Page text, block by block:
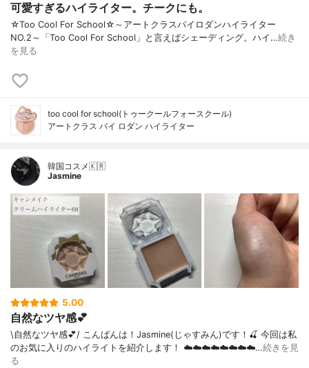
可愛すぎるハイライター。チークにも。
☆Too Cool For School☆～アートクラスバイロダンハイライター
NO.2～「Too Cool For School」と言えばシェーディング。ハイ…続き
を見る
too cool for school(トゥークールフォースクール)
アートクラス バイ ロダン ハイライター
韓国コスメ🇰🇷
Jasmine
5.00
自然なツヤ感💕
\自然なツヤ感💕/ こんばんは！Jasmine(じゃすみん)です！🍒 今回は私
のお気に入りのハイライトを紹介します！ ☁️☁️☁️☁️☁️☁️☁️☁️…続きを見
る